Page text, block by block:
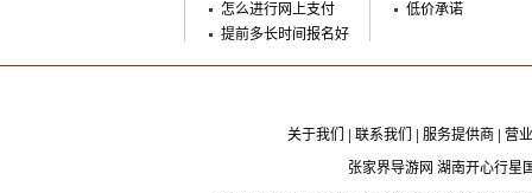
怎么进行网上支付
提前多长时间报名好
低价承诺
关于我们 联系我们 服务提供商
营
张家界导游网 湖南开心行星